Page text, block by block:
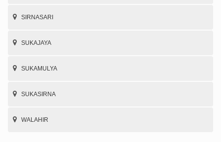
SIRNASARI
SUKAJAYA
SUKAMULYA
SUKASIRNA
WALAHIR